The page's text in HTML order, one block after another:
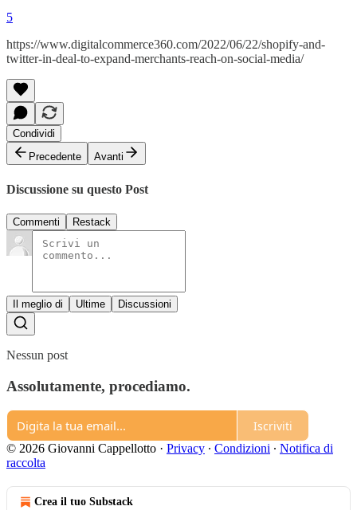
5
https://www.digitalcommerce360.com/2022/06/22/shopify-and-
twitter-in-deal-to-expand-merchants-reach-on-social-media/
Condividi
Precedente
Avanti
Discussione su questo Post
Commenti Restack
Il meglio di Ultime Discussioni
Nessun post
Assolutamente, procediamo.
Iscriviti
© 2026 Giovanni Cappellotto · Privacy ∙ Condizioni ∙ Notifica di
raccolta
Crea il tuo Substack